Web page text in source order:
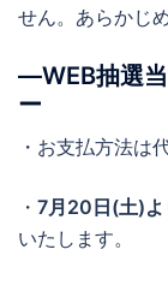
せん。あらかじ
―WEB抽選
ー
・お支払方法は
・ 7月20日(土)よ
いたします。